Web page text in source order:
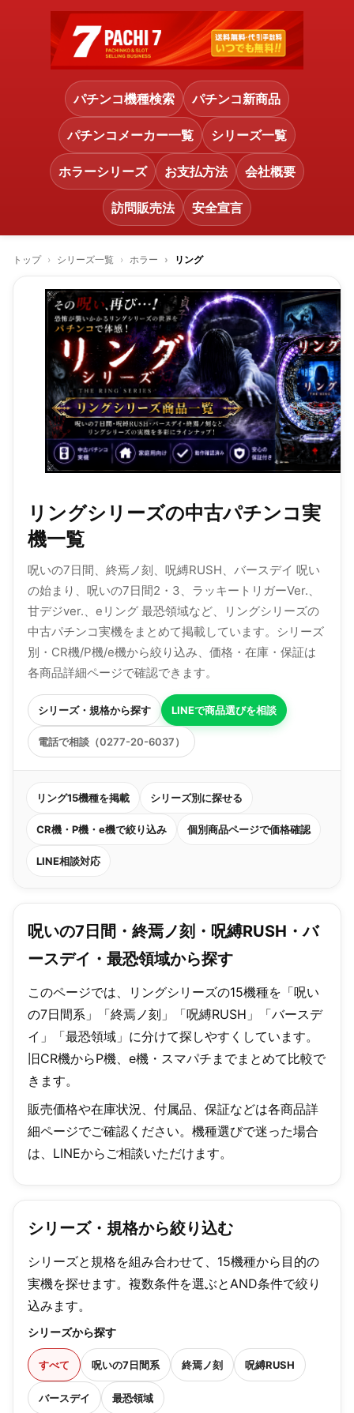
パチンコ機種検索 パチンコ新商品
パチンコメーカー一覧 シリーズ一覧
ホラーシリーズ お支払方法 会社概要
訪問販売法 安全宣言
トップ シリーズ一覧 ホラー リング
リングシリーズの中古パチンコ実
機一覧
呪いの7日間、終焉ノ刻、呪縛RUSH、バースデイ 呪い
の始まり、呪いの7日間2・3、ラッキートリガーVer.、
甘デジver.、eリング 最恐領域など、リングシリーズの
中古パチンコ実機をまとめて掲載しています。シリーズ
別・CR機/P機/e機から絞り込み、価格・在庫・保証は
各商品詳細ページで確認できます。
シリーズ・規格から探す LINEで商品選びを相談
電話で相談（0277-20-6037）
リング15機種を掲載 シリーズ別に探せる
CR機・P機・e機で絞り込み 個別商品ページで価格確認
LINE相談対応
呪いの7日間・終焉ノ刻・呪縛RUSH・バ
ースデイ・最恐領域から探す
このページでは、リングシリーズの15機種を「呪い
の7日間系」「終焉ノ刻」「呪縛RUSH」「バースデ
イ」「最恐領域」に分けて探しやすくしています。
旧CR機からP機、e機・スマパチまでまとめて比較で
きます。
販売価格や在庫状況、付属品、保証などは各商品詳
細ページでご確認ください。機種選びで迷った場合
は、LINEからご相談いただけます。
シリーズ・規格から絞り込む
シリーズと規格を組み合わせて、15機種から目的の
実機を探せます。複数条件を選ぶとAND条件で絞り
込みます。
シリーズから探す
すべて 呪いの7日間系 終焉ノ刻 呪縛RUSH
バースデイ 最恐領域